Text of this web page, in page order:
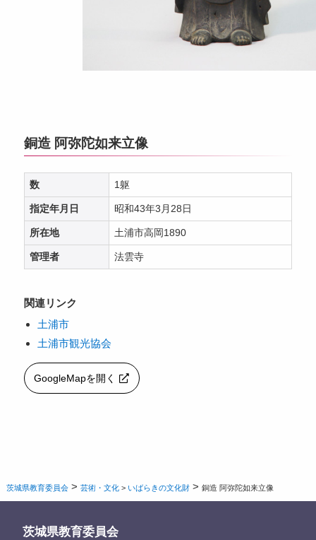
銅造 阿弥陀如来立像
数 1躯
指定年月日 昭和43年3月28日
所在地 土浦市高岡1890
管理者 法雲寺
関連リンク
土浦市
土浦市観光協会
GoogleMapを開く
茨城県教育委員会 >芸術・文化 > いばらきの文化財 >銅造 阿弥陀如来立像
茨城県教育委員会